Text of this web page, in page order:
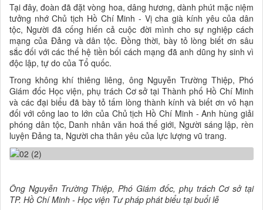
Tại đây, đoàn đã đặt vòng hoa, dâng hương, dành phút mặc niệm
tưởng nhớ Chủ tịch Hồ Chí Minh - Vị cha già kính yêu của dân
tộc, Người đã cống hiến cả cuộc đời mình cho sự nghiệp cách
mạng của Đảng và dân tộc. Đồng thời, bày tỏ lòng biết ơn sâu
sắc đối với các thế hệ tiền bối cách mạng đã anh dũng hy sinh vì
độc lập, tự do của Tổ quốc.
Trong không khí thiêng liêng, ông Nguyễn Trường Thiệp, Phó
Giám đốc Học viện, phụ trách Cơ sở tại Thành phố Hồ Chí Minh
và các đại biểu đã bày tỏ tấm lòng thành kính và biết ơn vô hạn
đối với công lao to lớn của Chủ tịch Hồ Chí Minh - Anh hùng giải
phóng dân tộc, Danh nhân văn hoá thế giới, Người sáng lập, rèn
luyện Đảng ta, Người cha thân yêu của lực lượng vũ trang.
Ông Nguyễn Trường Thiệp, Phó Giám đốc, phụ trách Cơ sở tại
TP. Hồ Chí Minh - Học viện Tư pháp phát biểu tại buổi lễ